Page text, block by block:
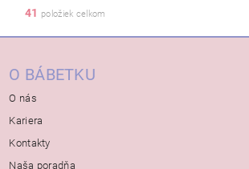
41 položiek celkom
O BÁBETKU
O nás
Kariera
Kontakty
Naša poradňa